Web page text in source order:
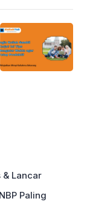
& Lancar
Paling